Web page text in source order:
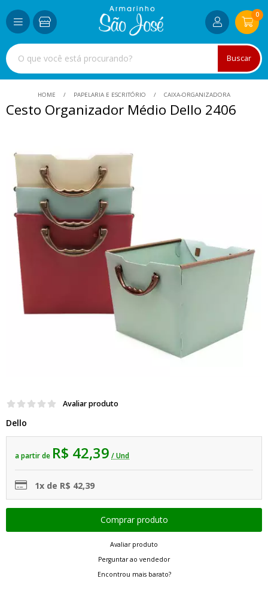
Buscar
0
HOME PAPELARIA E ESCRITÓRIO CAIXA-ORGANIZADORA
Cesto Organizador Médio Dello 2406
Avaliar produto
Dello
a partir de R$ 42,39 / Und
1x de R$ 42,39
Avaliar produto
Perguntar ao vendedor
Encontrou mais barato?